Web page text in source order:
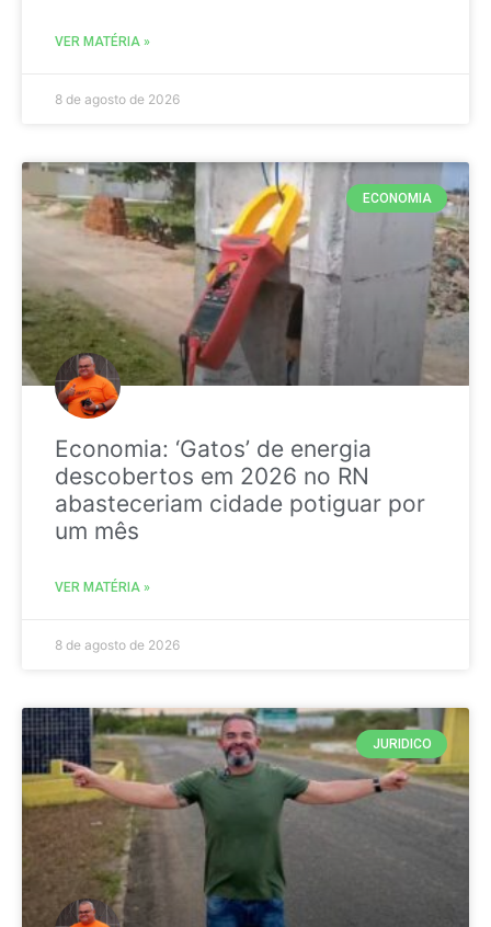
VER MATÉRIA »
8 de agosto de 2026
ECONOMIA
Economia: ‘Gatos’ de energia
descobertos em 2026 no RN
abasteceriam cidade potiguar por
um mês
VER MATÉRIA »
8 de agosto de 2026
JURIDICO